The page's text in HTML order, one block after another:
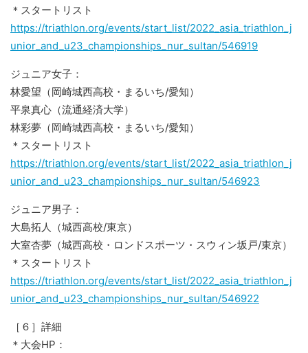
＊スタートリスト
https://triathlon.org/events/start_list/2022_asia_triathlon_j
unior_and_u23_championships_nur_sultan/546919
ジュニア女子：
林愛望（岡崎城西高校・まるいち/愛知）
平泉真心（流通経済大学）
林彩夢（岡崎城西高校・まるいち/愛知）
＊スタートリスト
https://triathlon.org/events/start_list/2022_asia_triathlon_j
unior_and_u23_championships_nur_sultan/546923
ジュニア男子：
大島拓人（城西高校/東京）
大室杏夢（城西高校・ロンドスポーツ・スウィン坂戸/東京）
＊スタートリスト
https://triathlon.org/events/start_list/2022_asia_triathlon_j
unior_and_u23_championships_nur_sultan/546922
［６］詳細
＊大会HP：